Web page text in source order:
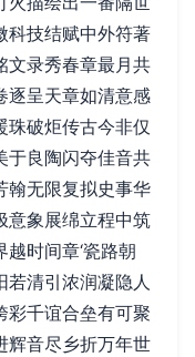
科技结赋中外符著
文录秀春章最月共
逐呈天章如清意感
珠破炬传古今非仅
于良陶闪夺佳音共
翰无限复拟史事华
意象展绵立程中筑
时间章‘瓷路朝
若清引浓润凝隐人
彩千谊合垒有可聚
辉音尽乡折万年世